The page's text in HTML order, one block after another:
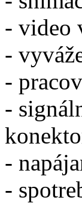
- video
-
-
-
-
-